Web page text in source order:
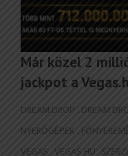
Már közel 2
jackpot a
DREAM DROP ,DREAM
NYERŐGÉPEK ,
VEGAS ,VEGAS.HU